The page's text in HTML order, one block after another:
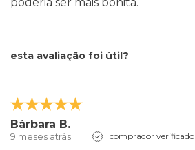
esta avaliação foi útil?
Bárbara B.
9 meses atrás comprador verificado